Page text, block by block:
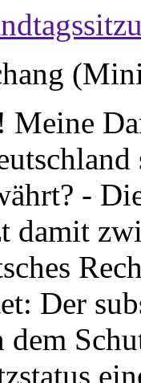
Meine
-
damit
Der
dem